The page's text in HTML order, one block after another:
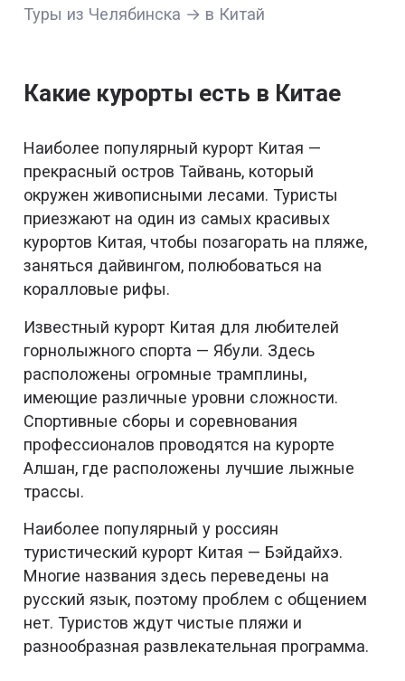
Туры из Челябинска → в Китай
Какие курорты есть в Китае
Наиболее популярный курорт Китая —
прекрасный остров Тайвань, который
окружен живописными лесами. Туристы
приезжают на один из самых красивых
курортов Китая, чтобы позагорать на пляже,
заняться дайвингом, полюбоваться на
коралловые рифы.
Известный курорт Китая для любителей
горнолыжного спорта — Ябули. Здесь
расположены огромные трамплины,
имеющие различные уровни сложности.
Спортивные сборы и соревнования
профессионалов проводятся на курорте
Алшан, где расположены лучшие лыжные
трассы.
Наиболее популярный у россиян
туристический курорт Китая — Бэйдайхэ.
Многие названия здесь переведены на
русский язык, поэтому проблем с общением
нет. Туристов ждут чистые пляжи и
разнообразная развлекательная программа.